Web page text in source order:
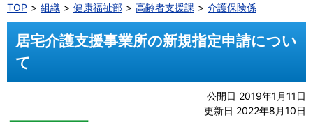
TOP
組織 健康福祉部 高齢者支援課 介護保険係
居宅介護支援事業所の新規指定申請につい
て
公開日 2019年1月11日
更新日 2022年8月10日